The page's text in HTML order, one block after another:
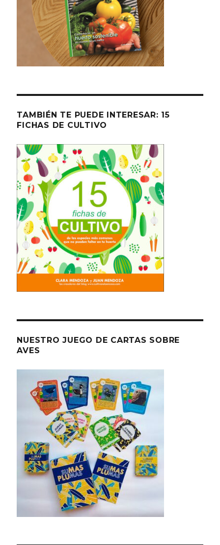
TAMBIÉN TE PUEDE INTERESAR: 15
FICHAS DE CULTIVO
NUESTRO JUEGO DE CARTAS SOBRE
AVES